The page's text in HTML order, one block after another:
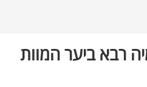
רבא ביער המוות